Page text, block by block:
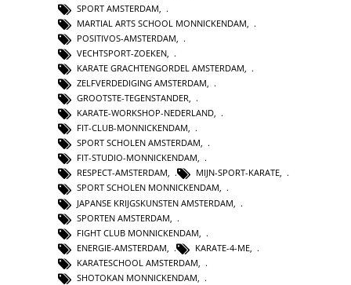
SPORT AMSTERDAM
MARTIAL ARTS SCHOOL MONNICKENDAM
POSITIVOS-AMSTERDAM
VECHTSPORT-ZOEKEN
KARATE GRACHTENGORDEL AMSTERDAM
ZELFVERDEDIGING AMSTERDAM,
GROOTSTE-TEGENSTANDER,
KARATE-WORKSHOP-NEDERLAND,
FIT-CLUB-MONNICKENDAM,
SPORT SCHOLEN AMSTERDAM,
FIT-STUDIO-MONNICKENDAM,
RESPECT-AMSTERDAM, MIJN-SPORT-KARATE,
SPORT SCHOLEN MONNICKENDAM,
JAPANSE KRIJGSKUNSTEN AMSTERDAM
SPORTEN AMSTERDAM
FIGHT CLUB MONNICKENDAM
ENERGIE-AMSTERDAM
KARATE-4-ME
KARATESCHOOL AMSTERDAM
SHOTOKAN MONNICKENDAM